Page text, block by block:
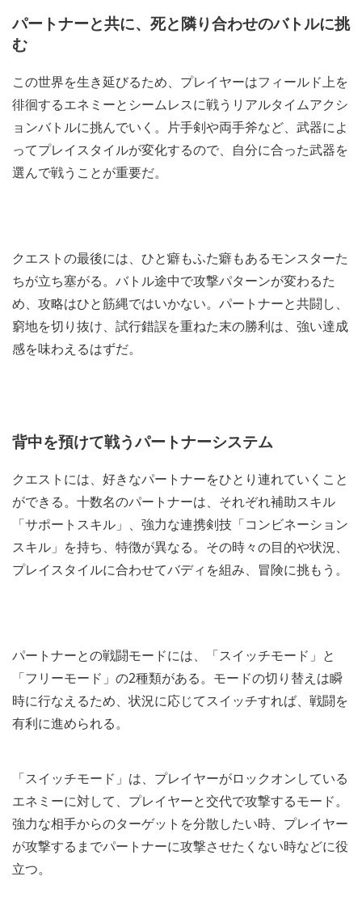
パートナーと共に、死と隣り合わせのバトルに挑
む
この世界を生き延びるため、プレイヤーはフィールド上を
徘徊するエネミーとシームレスに戦うリアルタイムアクシ
ョンバトルに挑んでいく。片手剣や両手斧など、武器によ
ってプレイスタイルが変化するので、自分に合った武器を
選んで戦うことが重要だ。
クエストの最後には、ひと癖もふた癖もあるモンスターた
ちが立ち塞がる。バトル途中で攻撃パターンが変わるた
め、攻略はひと筋縄ではいかない。パートナーと共闘し、
窮地を切り抜け、試行錯誤を重ねた末の勝利は、強い達成
感を味わえるはずだ。
背中を預けて戦うパートナーシステム
クエストには、好きなパートナーをひとり連れていくこと
ができる。十数名のパートナーは、それぞれ補助スキル
「サポートスキル」、強力な連携剣技「コンビネーション
スキル」を持ち、特徴が異なる。その時々の目的や状況、
プレイスタイルに合わせてバディを組み、冒険に挑もう。
パートナーとの戦闘モードには、「スイッチモード」と
「フリーモード」の2種類がある。モードの切り替えは瞬
時に行なえるため、状況に応じてスイッチすれば、戦闘を
有利に進められる。
「スイッチモード」は、プレイヤーがロックオンしている
エネミーに対して、プレイヤーと交代で攻撃するモード。
強力な相手からのターゲットを分散したい時、プレイヤー
が攻撃するまでパートナーに攻撃させたくない時などに役
立つ。